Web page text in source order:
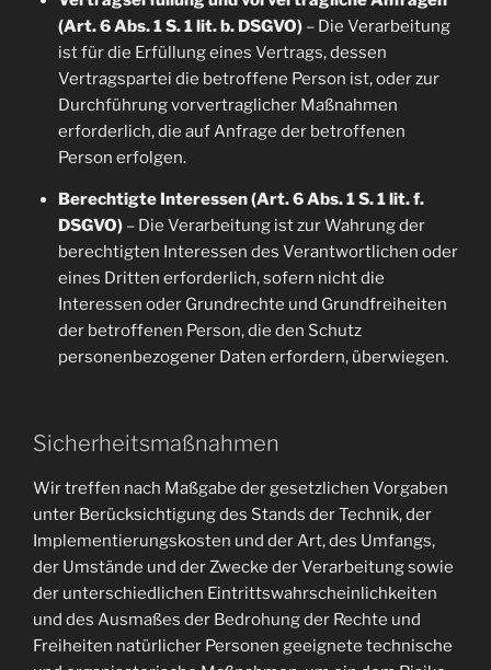
(Art. 6 Abs. 1 S. 1 lit. b. DSGVO)– Die Verarbeitung
ist für die Erfüllung eines Vertrags, dessen
Vertragspartei die betroffene Person ist, oder zur
Durchführung vorvertraglicher Maßnahmen
erforderlich, die auf Anfrage der betroffenen
Person erfolgen.
Berechtigte Interessen (Art. 6 Abs. 1 S. 1 lit. f.
DSGVO)– Die Verarbeitung ist zur Wahrung der
berechtigten Interessen des Verantwortlichen oder
eines Dritten erforderlich, sofern nicht die
Interessen oder Grundrechte und Grundfreiheiten
der betroffenen Person, die den Schutz
personenbezogener Daten erfordern, überwiegen.
Sicherheitsmaßnahmen
Wir treffen nach Maßgabe der gesetzlichen Vorgaben
unter Berücksichtigung des Stands der Technik, der
Implementierungskosten und der Art, des Umfangs,
der Umstände und der Zwecke der Verarbeitung sowie
der unterschiedlichen Eintrittswahrscheinlichkeiten
und des Ausmaßes der Bedrohung der Rechte und
Freiheiten natürlicher Personen geeignete technische